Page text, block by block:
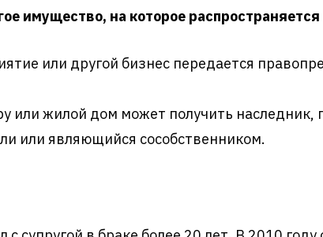
имущество, на которое
или другой бизнес передается
или жилой дом может получить
или являющийся сособственником.